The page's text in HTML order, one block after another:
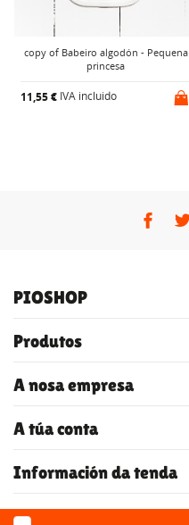
copy of Babeiro algodón - Pequena
princesa
11,55 € IVA incluido
PIOSHOP
Produtos
A nosa empresa
A túa conta
Información da tenda